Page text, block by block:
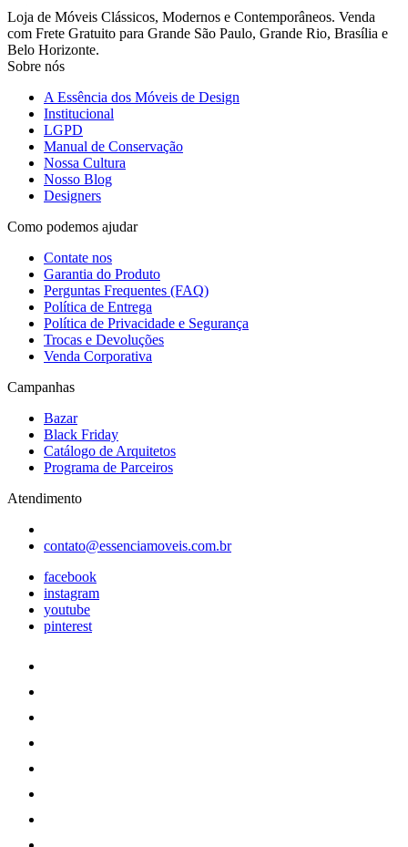
Loja de Móveis Clássicos, Modernos e Contemporâneos. Venda
com Frete Gratuito para Grande São Paulo, Grande Rio, Brasília e
Belo Horizonte.
Sobre nós
A Essência dos Móveis de Design
Institucional
LGPD
Manual de Conservação
Nossa Cultura
Nosso Blog
Designers
Como podemos ajudar
Contate nos
Garantia do Produto
Perguntas Frequentes (FAQ)
Política de Entrega
Política de Privacidade e Segurança
Trocas e Devoluções
Venda Corporativa
Campanhas
Bazar
Black Friday
Catálogo de Arquitetos
Programa de Parceiros
Atendimento
contato@essenciamoveis.com.br
facebook
instagram
youtube
pinterest